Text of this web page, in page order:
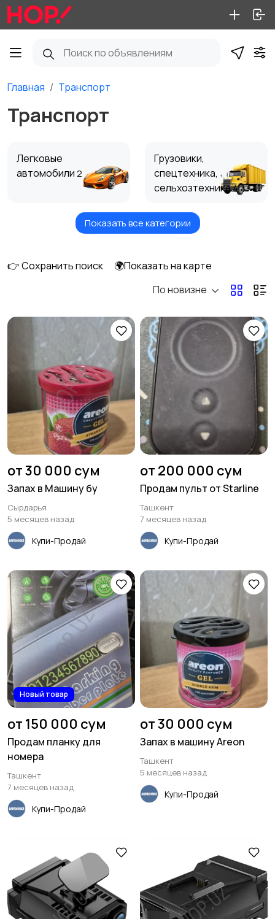
Главная Транспорт
Транспорт
Легковые
автомобили 2
Грузовики,
спецтехника,
сельхозтехника4
Мотоциклы и
Другой транспорт
Автозапчасти и
аксессуары9128
Запчасти для спец и
сельхоз техники
Прочие запчасти Авто под заказ
Показать все категории
👉 Сохранить поиск
🌍Показать на карте
По новизне
от 30 000 сум
Запах в Машину бу
Сырдарья
5 месяцев назад
Купи-Продай
от 200 000 сум
Продам пульт от Starline
Ташкент
7 месяцев назад
Купи-Продай
Новый товар
от 150 000 сум
Продам планку для
номера
Ташкент
7 месяцев назад
Купи-Продай
от 30 000 сум
Запах в машину Areon
Ташкент
5 месяцев назад
Купи-Продай